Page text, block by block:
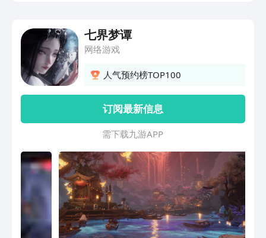
开一个个深埋在历史尘埃中的谜题。
七界梦谭
网络游戏
人气预约榜TOP100
订阅最新信息
需 下 载 九 游 A P P